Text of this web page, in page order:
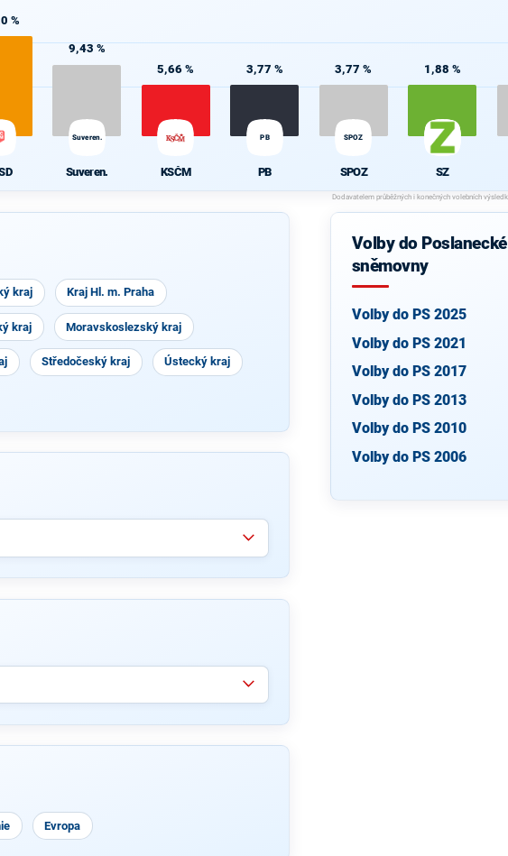
%
9,43 %
Suveren.
Suveren.
5,66 %
KSČM
3,77 %
PB
PB
3,77 %
SPOZ
SPOZ
1,88 %
SZ
kraj Kraj Hl. m. Praha
kraj Moravskoslezský kraj
Středočeský kraj Ústecký kraj
Evropa
Volby do Poslanecké
sněmovny
Volby do PS 2025
Volby do PS 2021
Volby do PS 2017
Volby do PS 2013
Volby do PS 2010
Volby do PS 2006